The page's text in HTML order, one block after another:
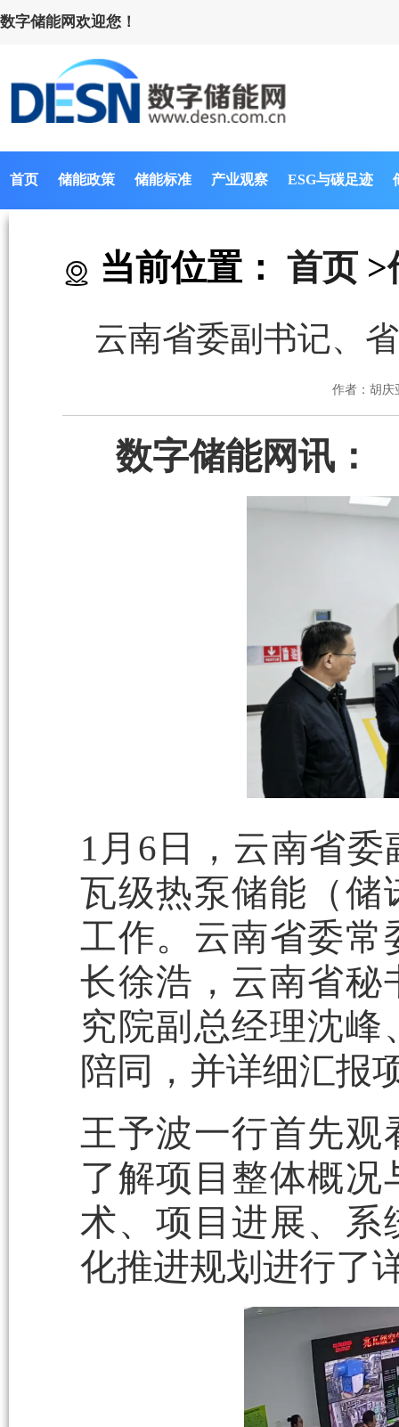
数字储能网欢迎您！
首页 储能政策 储能标准 产业观察 ESG与碳足迹
当前位置： 首页 >
云南省委副书记、
作者：胡庆
数字储能网讯：
1月6日，云南省
瓦级热泵储能（储
工作。云南省委常
长徐浩，云南省秘
究院副总经理沈
陪同，并详细汇报
王予波一行首先
了解项目整体概
术、项目进展、系
化推进规划进行了